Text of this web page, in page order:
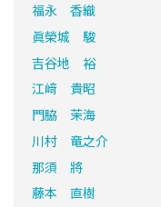
福永 香織
眞榮城 駿
吉谷地 裕
江﨑 貴昭
門脇 茉海
川村 竜之介
那須 將
藤本 直樹